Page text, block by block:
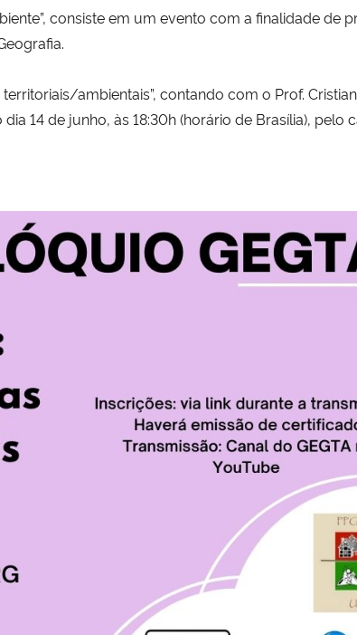
consiste em um evento com a finalidade de
ambientais”, contando com o Prof.
14 de junho, às 18:30h (horário de Brasília), pelo